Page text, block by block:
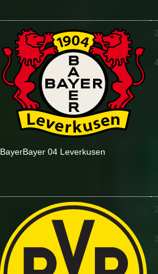
BayerBayer 04 Leverkusen
:
: